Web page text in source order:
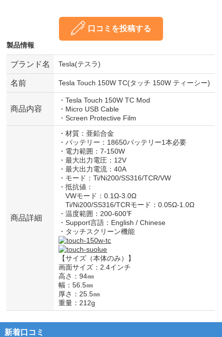
口コミを投稿する
製品情報
ブランド名 Tesla(テスラ)
名前 Tesla Touch 150W TC(タッチ 150W ティーシー)
商品内容
・Tesla Touch 150W TC Mod
・Micro USB Cable
・Screen Protective Film
商品詳細
・材質：亜鉛合金
・バッテリー：18650バッテリー1本必要
・電力範囲：7-150W
・最大出力電圧：12V
・最大出力電流：40A
・モード：Ti/Ni200/SS316/TCR/VW
・抵抗値：
VWモード：0.1Ω-3.0Ω
Ti/Ni200/SS316/TCRモード：0.05Ω-1.0Ω
・温度範囲：200-600℉
・Support言語：English / Chinese
・タッチスクリーン機能
【サイズ（本体のみ）】
画面サイズ：2.4インチ
高さ：94㎜
幅：56.5㎜
厚さ：25.5㎜
重量：212g
新着口コミ